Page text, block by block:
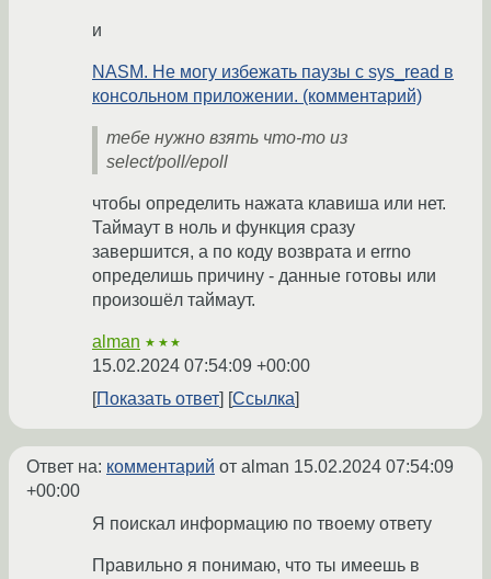
и
NASM. Не могу избежать паузы с sys_read в
консольном приложении. (комментарий)
тебе нужно взять что-то из
select/poll/epoll
чтобы определить нажата клавиша или нет.
Таймаут в ноль и функция сразу
завершится, а по коду возврата и errno
определишь причину - данные готовы или
произошёл таймаут.
alman ★★★
15.02.2024 07:54:09 +00:00
Показать ответ
Ссылка
Ответ на: комментарий от alman 15.02.2024 07:54:09
+00:00
Я поискал информацию по твоему ответу
Правильно я понимаю, что ты имеешь в